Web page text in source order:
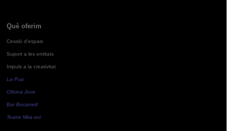
Què oferim
Cessió d'espais
Suport a les entitats
Impuls a la creativitat
La Pua
Oficina Jove
Bar Bocamoll
Teatre Mira-sol